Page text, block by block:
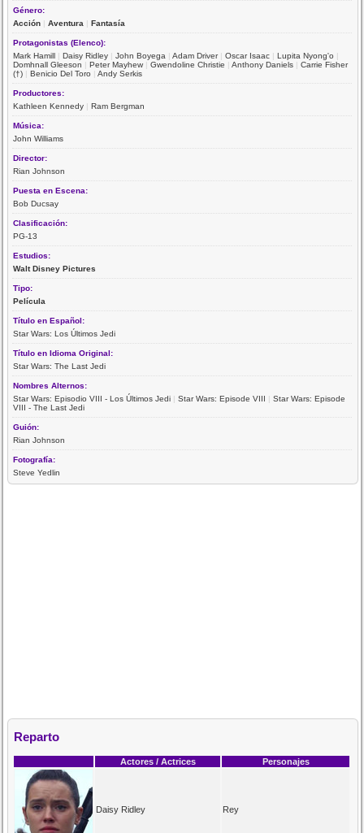
Género:
Acción |Aventura |Fantasía
Protagonistas (Elenco):
Mark Hamill |Daisy Ridley |John Boyega |Adam Driver|Oscar Isaac |Lupita Nyong'o |
Domhnall Gleeson |Peter Mayhew |Gwendoline Christie |Anthony Daniels |Carrie Fisher
(†) |Benicio Del Toro |Andy Serkis
Productores:
Kathleen Kennedy |Ram Bergman
Música:
John Williams
Director:
Rian Johnson
Puesta en Escena:
Bob Ducsay
Clasificación:
PG-13
Estudios:
Walt Disney Pictures
Tipo:
Película
Título en Español:
Star Wars: Los Últimos Jedi
Título en Idioma Original:
Star Wars: The Last Jedi
Nombres Alternos:
Star Wars: Episodio VIII - Los Últimos Jedi |Star Wars: Episode VIII |Star Wars: Episode
VIII - The Last Jedi
Guión:
Rian Johnson
Fotografía:
Steve Yedlin
Reparto
Actores / Actrices Personajes
Daisy Ridley Rey